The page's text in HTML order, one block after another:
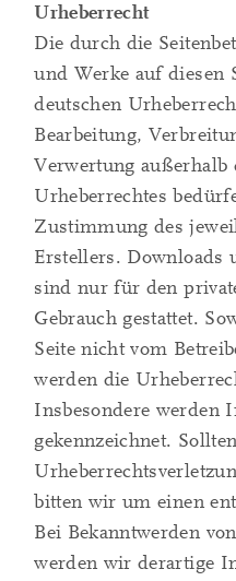
Urheberrecht
Die durch die
und Werke auf diesen
deutschen
Bearbeitung,
Verwertung außerhalb
Urheberrechtes
Zustimmung des
Erstellers. Downloads
sind nur für den
Gebrauch gestattet.
Seite nicht vom
werden die
Insbesondere werden
gekennzeichnet.
bitten wir um einen
Bei Bekanntwerden
werden wir derartige